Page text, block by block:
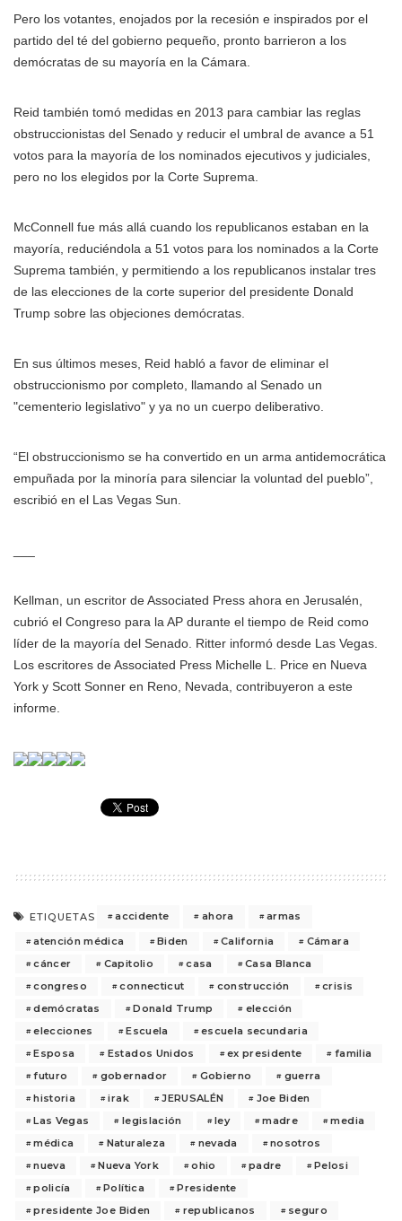
Pero los votantes, enojados por la recesión e inspirados por el
partido del té del gobierno pequeño, pronto barrieron a los
demócratas de su mayoría en la Cámara.
Reid también tomó medidas en 2013 para cambiar las reglas
obstruccionistas del Senado y reducir el umbral de avance a 51
votos para la mayoría de los nominados ejecutivos y judiciales,
pero no los elegidos por la Corte Suprema.
McConnell fue más allá cuando los republicanos estaban en la
mayoría, reduciéndola a 51 votos para los nominados a la Corte
Suprema también, y permitiendo a los republicanos instalar tres
de las elecciones de la corte superior del presidente Donald
Trump sobre las objeciones demócratas.
En sus últimos meses, Reid habló a favor de eliminar el
obstruccionismo por completo, llamando al Senado un
"cementerio legislativo" y ya no un cuerpo deliberativo.
“El obstruccionismo se ha convertido en un arma antidemocrática
empuñada por la minoría para silenciar la voluntad del pueblo”,
escribió en el Las Vegas Sun.
Kellman, un escritor de Associated Press ahora en Jerusalén,
cubrió el Congreso para la AP durante el tiempo de Reid como
líder de la mayoría del Senado. Ritter informó desde Las Vegas.
Los escritores de Associated Press Michelle L. Price en Nueva
York y Scott Sonner en Reno, Nevada, contribuyeron a este
informe.
ETIQUETAS accidente ahora
armas
atención médica
Biden California
Cámara
cáncer
Capitolio casa
Casa Blanca
congreso
connecticut construcción
crisis
demócratas
Donald Trump
elección
elecciones
Escuela
escuela secundaria
Esposa
Estados Unidos ex presidente
familia
futuro
gobernador Gobierno
guerra
historia
irak JERUSALÉN
Joe Biden
Las Vegas
legislación ley madre
media
médica
Naturaleza nevada
nosotros
nueva
Nueva York ohio padre
Pelosi
policía
Política
Presidente
presidente Joe Biden
republicanos seguro